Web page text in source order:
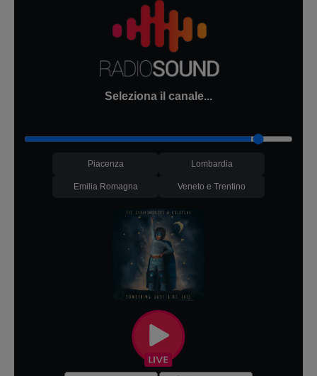
Seleziona il canale...
Piacenza Lombardia
Emilia Romagna Veneto e Trentino